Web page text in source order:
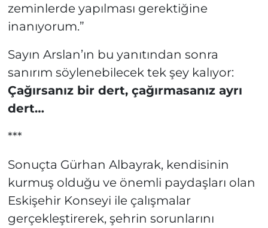
zeminlerde yapılması gerektiğine
inanıyorum.”
Sayın Arslan’ın bu yanıtından sonra
sanırım söylenebilecek tek şey kalıyor:
Çağırsanız bir dert, çağırmasanız ayrı
dert…
***
Sonuçta Gürhan Albayrak, kendisinin
kurmuş olduğu ve önemli paydaşları olan
Eskişehir Konseyi ile çalışmalar
gerçekleştirerek, şehrin sorunlarını